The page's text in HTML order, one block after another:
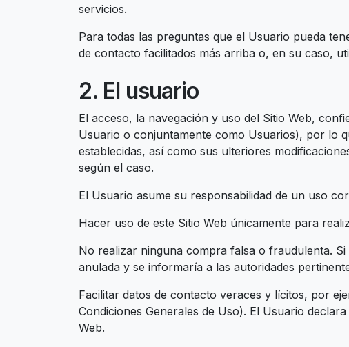
servicios.
Para todas las preguntas que el Usuario pueda
de contacto facilitados más arriba o, en su caso,
2. El usuario
El acceso, la navegación y uso del Sitio Web,
Usuario o conjuntamente como Usuarios), por lo
establecidas, así como sus ulteriores
según el caso.
El Usuario asume su responsabilidad de un uso
Hacer uso de este Sitio Web únicamente para
No realizar ninguna compra falsa o fraudulenta.
anulada y se informaría a las autoridades
Facilitar datos de contacto veraces y lícitos, por
Condiciones Generales de Uso). El Usuario
Web.